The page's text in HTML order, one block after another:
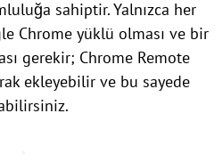
sahiptir. Yalnızca her
Chrome yüklü olması ve bir
gerekir; Chrome Remote
ekleyebilir ve bu sayede